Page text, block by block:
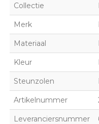
Collectie
Merk
Materiaal
Kleur
Steunzolen
Artikelnummer
Leveranciersnummer